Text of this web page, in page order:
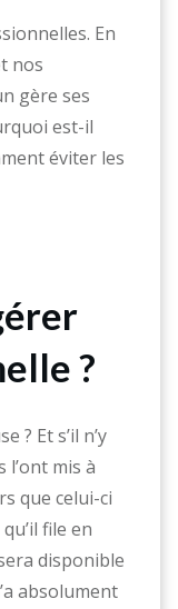
En
nos
gère ses
est-il
éviter les
?
? Et s’il n’y
mis à
que celui-ci
file en
disponible
absolument